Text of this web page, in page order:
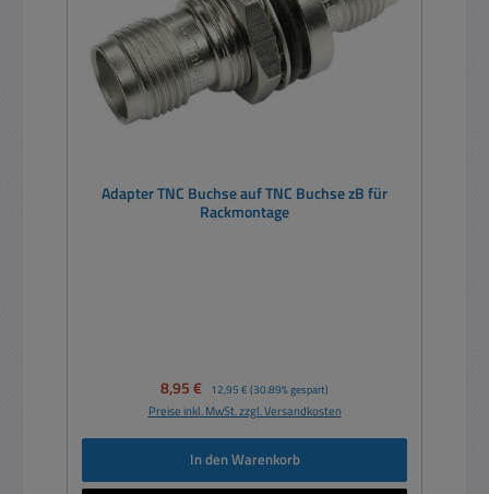
Adapter TNC Buchse auf TNC Buchse zB für
Rackmontage
Verkaufspreis:
8,95 € Regulärer Preis:
12,95 € (30.89% gespart)
Preise inkl. MwSt. zzgl. Versandkosten
In den Warenkorb